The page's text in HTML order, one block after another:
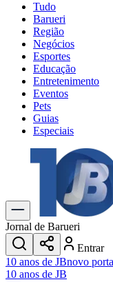
Tudo
Barueri
Região
Negócios
Esportes
Educação
Entretenimento
Eventos
Pets
Guias
Especiais
Explore Tudo
Últimas Notícias
Previsão do Tempo
Trânsito e Rotas
Dia a Dia & Lazer
Transportes
Gastronomia
Cinema & Shows
JogosNovo
Jornal de Barueri
Entrar
10 anos de JBnovo
10 anos de JB